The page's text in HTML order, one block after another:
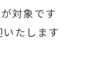
対象です
たします